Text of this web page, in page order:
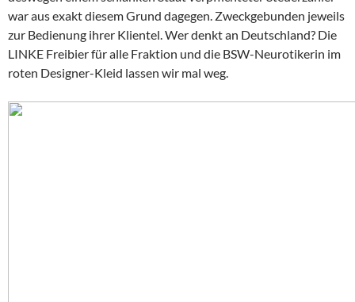
war aus exakt diesem Grund dagegen. Zweckgebunden jeweils
zur Bedienung ihrer Klientel. Wer denkt an Deutschland? Die
LINKE Freibier für alle Fraktion und die BSW-Neurotikerin im
roten Designer-Kleid lassen wir mal weg.